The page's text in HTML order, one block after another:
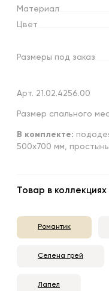
Материал
Цвет
Размеры под заказ
Арт. 21.02.4256.00
Размер спального
В комплекте:
500х700 мм,
Товар в коллекциях
Романтик
Селена грей
Лапел